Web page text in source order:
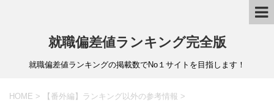
就職偏差値ランキング完全版
就職偏差値ランキングの掲載数でNo１サイトを目指します！
HOME > 【番外編】ランキング以外の参考情報 >